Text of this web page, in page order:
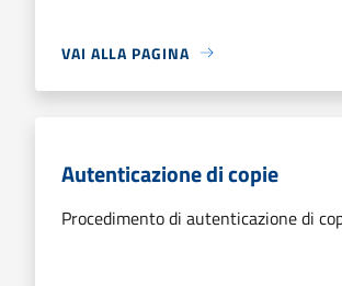
VAI ALLA PAGINA
Autenticazione di copie
Procedimento di autenticazione di